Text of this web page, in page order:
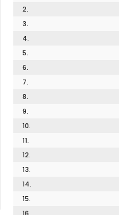
2.
3.
4.
5.
6.
7.
8.
9.
10.
11.
12.
13.
14.
15.